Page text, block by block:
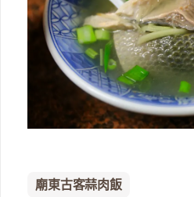
廟東古客蒜肉飯